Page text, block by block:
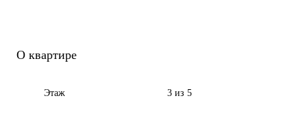
О квартире
Этаж 3 из 5